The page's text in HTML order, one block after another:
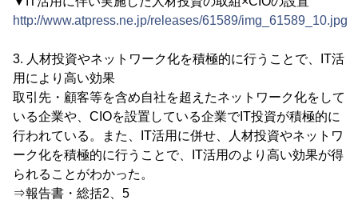
http://www.atpress.ne.jp/releases/61589/img_61589_10.jpg
3. 人材投資やネットワーク化を積極的に行うことで、IT活
用により高い効果
取引先・顧客等を含め自社を超えたネットワーク化をして
いる企業や、CIOを設置している企業でIT投資が積極的に
行われている。また、IT活用に併せ、人材投資やネットワ
ーク化を積極的に行うことで、IT活用のより高い効果が得
られることがわかった。
⇒報告書・総括2、5